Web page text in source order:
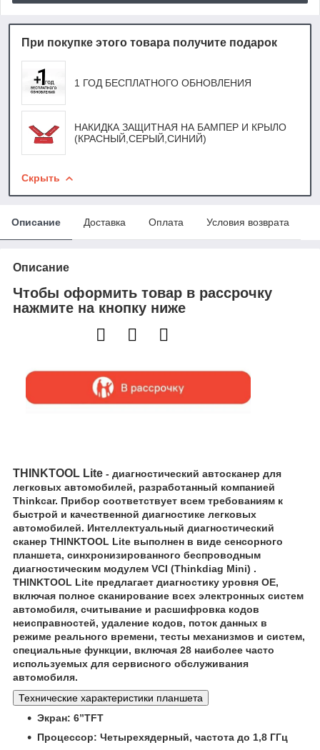
При покупке этого товара получите подарок
1 ГОД БЕСПЛАТНОГО ОБНОВЛЕНИЯ
НАКИДКА ЗАЩИТНАЯ НА БАМПЕР И КРЫЛО
(КРАСНЫЙ,СЕРЫЙ,СИНИЙ)
Скрыть
Описание Доставка Оплата Условия возврата
Описание
Чтобы оформить товар в рассрочку
нажмите на кнопку ниже
THINKTOOL Lite - диагностический автосканер для
легковых автомобилей, разработанный компанией
Thinkcar. Прибор соответствует всем требованиям к
быстрой и качественной диагностике легковых
автомобилей. Интеллектуальный диагностический
сканер THINKTOOL Lite выполнен в виде сенсорного
планшета, синхронизированного беспроводным
диагностическим модулем VCI (Thinkdiag Mini) .
THINKTOOL Lite предлагает диагностику уровня OE,
включая полное сканирование всех электронных систем
автомобиля, считывание и расшифровка кодов
неисправностей, удаление кодов, поток данных в
режиме реального времени, тесты механизмов и систем,
специальные функции, включая 28 наиболее часто
используемых для сервисного обслуживания
автомобиля.
Технические характеристики планшета
Экран: 6”TFT
Процессор: Четырехядерный, частота до 1,8 ГГц